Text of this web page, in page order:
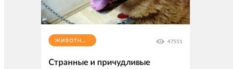
ЖИВОТНЫЕ 47551
Странные и причудливые